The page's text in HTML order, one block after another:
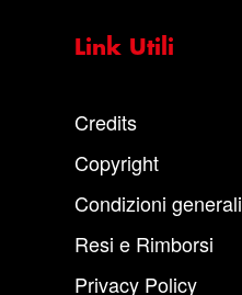
Link Utili
Credits
Copyright
Condizioni generali
Resi e Rimborsi
Privacy Policy